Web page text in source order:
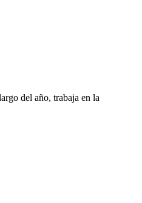
del año, trabaja en la